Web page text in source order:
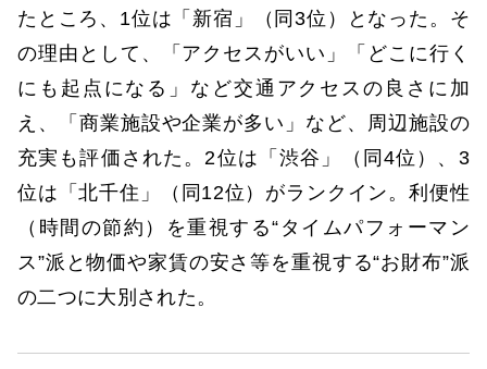
たところ、1位は「新宿」（同3位）となった。そ
の理由として、「アクセスがいい」「どこに行く
にも起点になる」など交通アクセスの良さに加
え、「商業施設や企業が多い」など、周辺施設の
充実も評価された。2位は「渋谷」（同4位）、3
位は「北千住」（同12位）がランクイン。利便性
（時間の節約）を重視する“タイムパフォーマン
ス”派と物価や家賃の安さ等を重視する“お財布”派
の二つに大別された。